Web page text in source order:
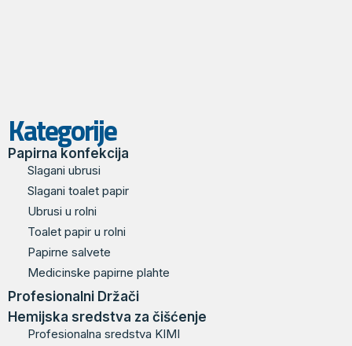
Kategorije
Papirna konfekcija
Slagani ubrusi
Slagani toalet papir
Ubrusi u rolni
Toalet papir u rolni
Papirne salvete
Medicinske papirne plahte
Profesionalni Držači
Hemijska sredstva za čišćenje
Profesionalna sredstva KIMI